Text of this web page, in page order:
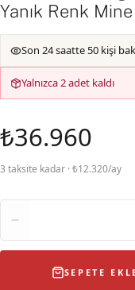
Yanık Renk
Son 24 saatte 50 kişi
Yalnızca 2 adet kaldı
₺36.960
3 taksite kadar · ₺12.320/ay
SEPETE